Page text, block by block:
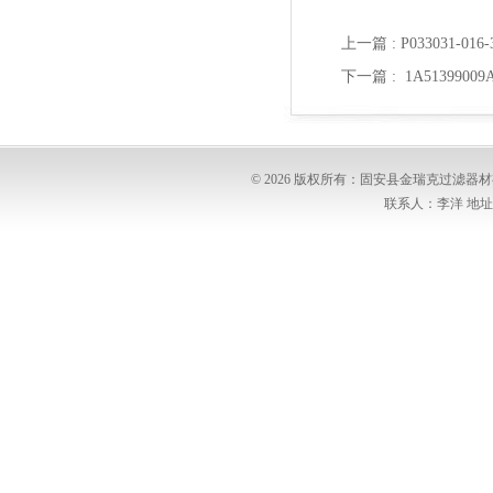
上一篇 : P033031-
下一篇 :
© 2026 版权所有：固安县金瑞克过滤器
联系人：李洋 地